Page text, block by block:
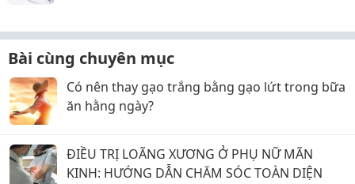
Bài cùng chuyên mục
Có nên thay gạo trắng bằng gạo lứt trong bữa
ăn hằng ngày?
ĐIỀU TRỊ LOÃNG XƯƠNG Ở PHỤ NỮ MÃN
KINH: HƯỚNG DẪN CHĂM SÓC TOÀN DIỆN